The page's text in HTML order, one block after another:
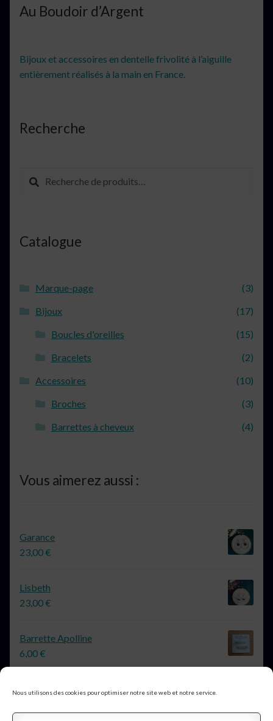
Nous utilisons des cookies pour optimiser notre site web et notre service.
Au Boudoir d’Argent
Bijoux et accessoires en dentelle frivolité à l’aiguille
entièrement réalisés à la main en France.
Recherche
Recherche
pour :
Recherche
Catalogue
Marque-page
(3)
Bijoux
(17)
Boucles d'oreilles
(15)
Bracelets
(2)
Accessoires
(10)
Broches
(3)
Barrettes à cheveux
(4)
Vous aimerez aussi :
Garance
23,00€
Lisbeth
23,00€
Barrette Apolline
6,00€